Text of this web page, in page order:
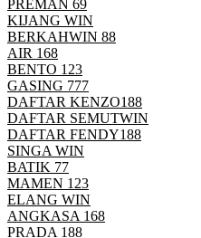
PREMAN 69
KIJANG WIN
BERKAHWIN 88
AIR 168
BENTO 123
GASING 777
DAFTAR KENZO188
DAFTAR SEMUTWIN
DAFTAR FENDY188
SINGA WIN
BATIK 77
MAMEN 123
ELANG WIN
ANGKASA 168
PRADA 188